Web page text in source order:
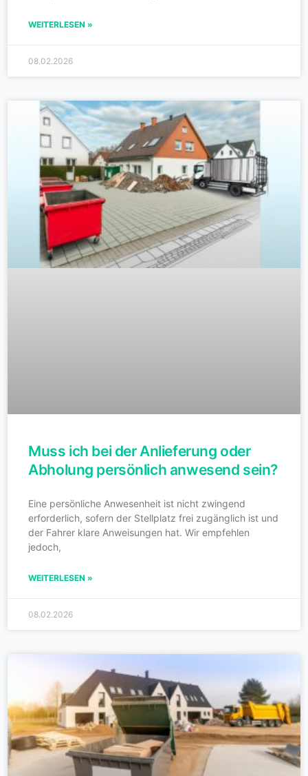
WEITERLESEN »
08.02.2026
Muss ich bei der Anlieferung oder
Abholung persönlich anwesend sein?
Eine persönliche Anwesenheit ist nicht zwingend
erforderlich, sofern der Stellplatz frei zugänglich ist und
der Fahrer klare Anweisungen hat. Wir empfehlen
jedoch,
WEITERLESEN »
08.02.2026